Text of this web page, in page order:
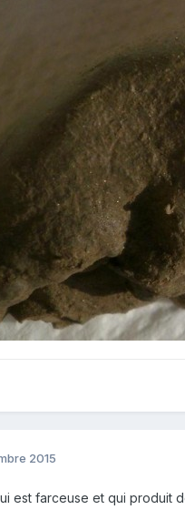
2015
est farceuse et qui produit